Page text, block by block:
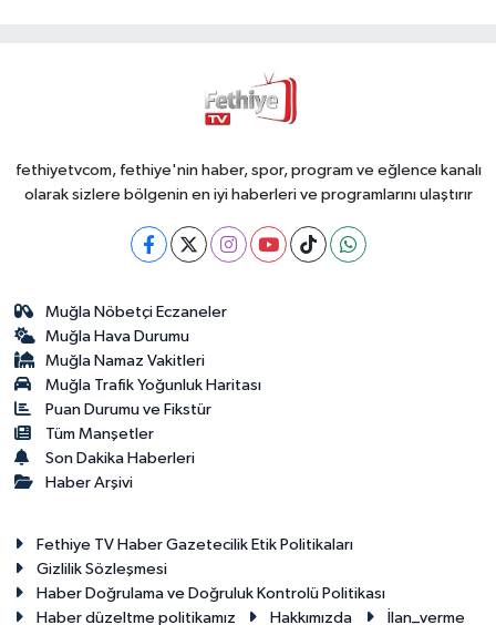
fethiyetvcom, fethiye'nin haber, spor, program ve eğlence kanalı
olarak sizlere bölgenin en iyi haberleri ve programlarını ulaştırır
Muğla Nöbetçi Eczaneler
Muğla Hava Durumu
Muğla Namaz Vakitleri
Muğla Trafik Yoğunluk Haritası
Puan Durumu ve Fikstür
Tüm Manşetler
Son Dakika Haberleri
Haber Arşivi
Fethiye TV Haber Gazetecilik Etik Politikaları
Gizlilik Sözleşmesi
Haber Doğrulama ve Doğruluk Kontrolü Politikası
Haber düzeltme politikamız
Hakkımızda İlan_verme